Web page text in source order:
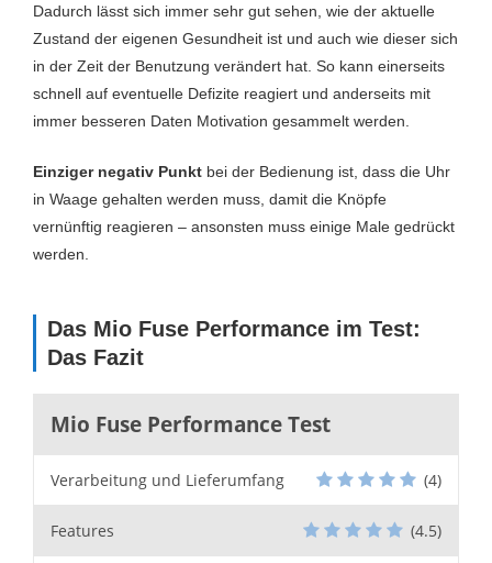
Dadurch lässt sich immer sehr gut sehen, wie der aktuelle
Zustand der eigenen Gesundheit ist und auch wie dieser sich
in der Zeit der Benutzung verändert hat. So kann einerseits
schnell auf eventuelle Defizite reagiert und anderseits mit
immer besseren Daten Motivation gesammelt werden.
Einziger negativ Punkt bei der Bedienung ist, dass die Uhr
in Waage gehalten werden muss, damit die Knöpfe
vernünftig reagieren – ansonsten muss einige Male gedrückt
werden.
Das Mio Fuse Performance im Test:
Das Fazit
Mio Fuse Performance Test
Verarbeitung und Lieferumfang (4)
Features (4.5)